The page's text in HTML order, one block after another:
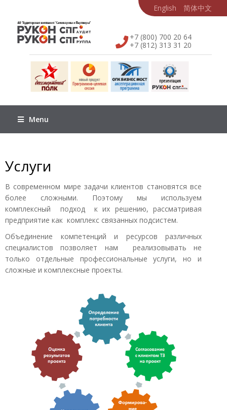
English 简体中文
+7 (800) 700 20 64
+7 (812) 313 31 20
Menu
Услуги
В современном мире задачи клиентов становятся все
более сложными. Поэтому мы используем
комплексный подход к их решению, рассматривая
предприятие как комплекс связанных подсистем.
Объединение компетенций и ресурсов различных
специалистов позволяет нам реализовывать не
только отдельные профессиональные услуги, но и
сложные и комплексные проекты.